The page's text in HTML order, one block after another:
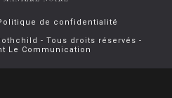
de confidentialité
- Tous droits réservés -
Le Communication